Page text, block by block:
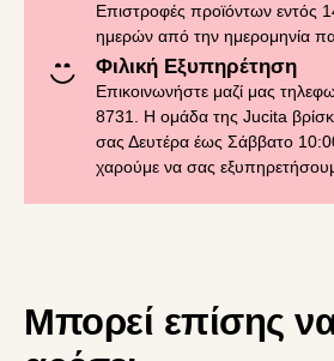
Επιστροφές προϊόντων εντός
ημερών από την ημερομηνία
Φιλική Εξυπηρέτηση
Επικοινωνήστε μαζί μας
8731. Η ομάδα της Jucita
σας Δευτέρα έως Σάββατο
χαρούμε να σας
Μπορεί επίσης